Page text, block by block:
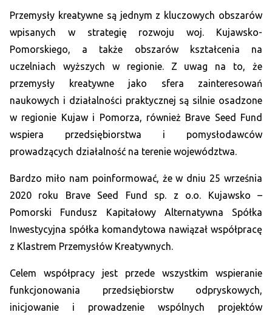
Przemysły kreatywne są jednym z kluczowych obszarów
wpisanych w strategię rozwoju woj. Kujawsko-
Pomorskiego, a także obszarów kształcenia na
uczelniach wyższych w regionie. Z uwag na to, że
przemysły kreatywne jako sfera zainteresowań
naukowych i działalności praktycznej są silnie osadzone
w regionie Kujaw i Pomorza, również Brave Seed Fund
wspiera przedsiębiorstwa i pomysłodawców
prowadzących działalność na terenie województwa.
Bardzo miło nam poinformować, że w dniu 25 września
2020 roku Brave Seed Fund sp. z o.o. Kujawsko –
Pomorski Fundusz Kapitałowy Alternatywna Spółka
Inwestycyjna spółka komandytowa nawiązał współpracę
z Klastrem Przemysłów Kreatywnych.
Celem współpracy jest przede wszystkim wspieranie
funkcjonowania przedsiębiorstw odpryskowych,
inicjowanie i prowadzenie wspólnych projektów